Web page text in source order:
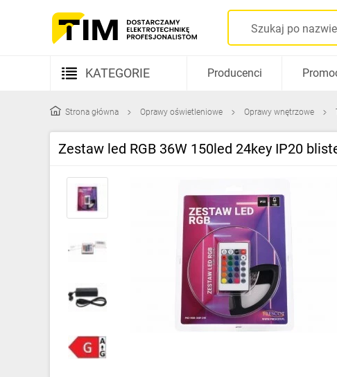
KATEGORIE
Kable i przewody
Elementy prowadzenia kabli
Fotowoltaika
Gniazda i łączniki
Oprawy oświetleniowe
Pompy ciepła
Producenci
Strona główna Oprawy oświetleniowe Oprawy wnętrzowe
Zestaw led RGB 36W 150led 24key IP20